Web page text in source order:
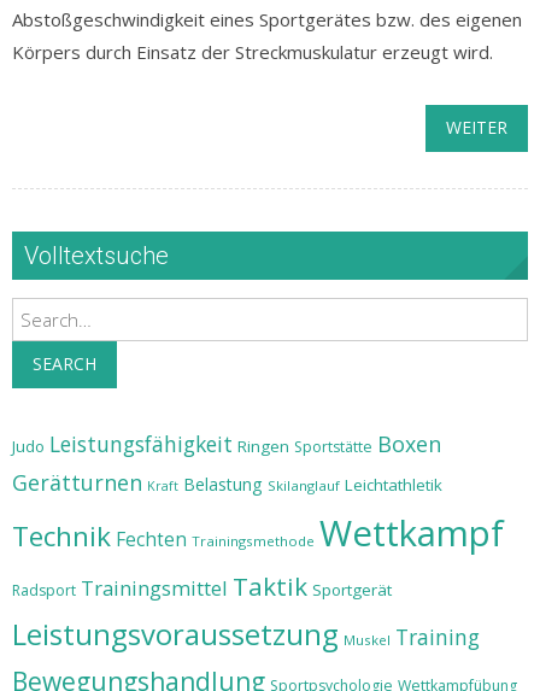
Abstoßgeschwindigkeit eines Sportgerätes bzw. des eigenen
Körpers durch Einsatz der Streckmuskulatur erzeugt wird.
WEITER
Volltextsuche
Search
SEARCH
Judo Leistungsfähigkeit Ringen Sportstätte Boxen
Gerätturnen Kraft Belastung Skilanglauf Leichtathletik
Technik Fechten Trainingsmethode Wettkampf
Radsport Trainingsmittel Taktik Sportgerät
Leistungsvoraussetzung Muskel Training
Bewegungshandlung Sportpsychologie Wettkampfübung